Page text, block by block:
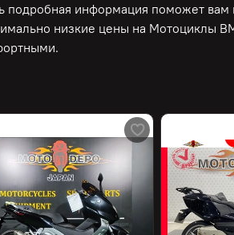
подробная информация поможет
низкие цены на Мотоциклы